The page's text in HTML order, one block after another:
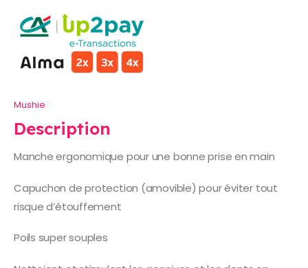
Mushie
Description
Manche ergonomique pour une bonne prise en main
Capuchon de protection (amovible) pour éviter tout
risque d’étouffement
Poils super souples